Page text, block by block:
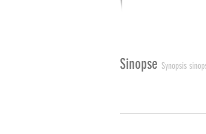
Sinopse Synopsis